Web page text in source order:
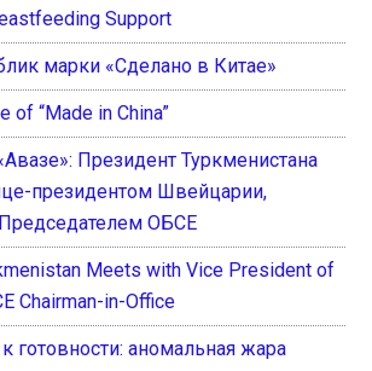
Support
марки «Сделано в Китае»
of “Made in China”
Президент Туркменистана
президентом Швейцарии,
ОБСЕ
Meets with Vice President of
Chairman-in-Office
готовности: аномальная жара